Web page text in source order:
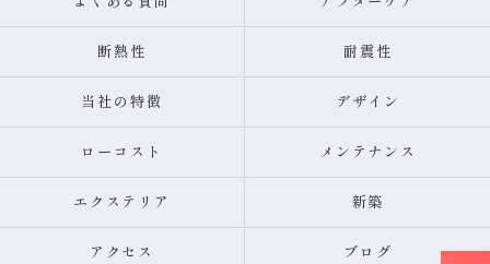
断熱性 耐震性
当社の特徴 デザイン
ローコスト メンテナンス
エクステリア 新築
アクセス ブログ